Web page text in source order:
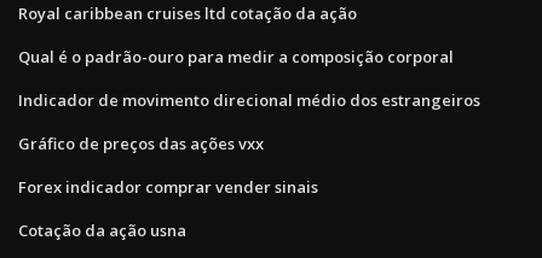
Royal caribbean cruises ltd cotação da ação
Qual é o padrão-ouro para medir a composição corporal
Indicador de movimento direcional médio dos estrangeiros
Gráfico de preços das ações vxx
Forex indicador comprar vender sinais
Cotação da ação usna